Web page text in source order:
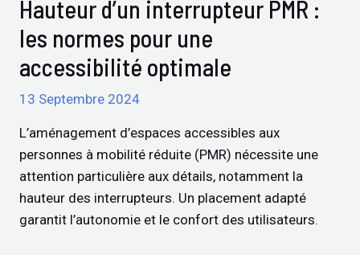
Hauteur d’un interrupteur PMR :
les normes pour une
accessibilité optimale
13 Septembre 2024
L’aménagement d’espaces accessibles aux
personnes à mobilité réduite (PMR) nécessite une
attention particulière aux détails, notamment la
hauteur des interrupteurs. Un placement adapté
garantit l’autonomie et le confort des utilisateurs.